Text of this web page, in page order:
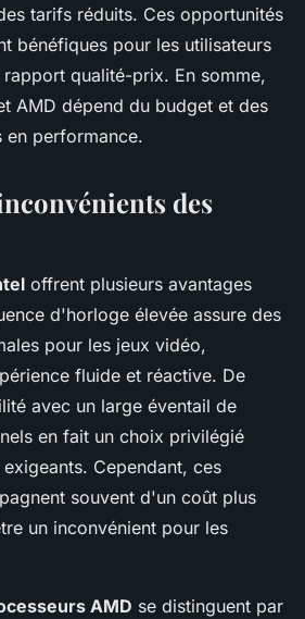
tarifs réduits. Ces opportunités
bénéfiques pour les utilisateurs
qualité-prix. En somme,
AMD dépend du budget et des
en performance.
des
offrent plusieurs avantages
d'horloge élevée assure des
pour les jeux vidéo,
fluide et réactive. De
avec un large éventail de
en fait un choix privilégié
Cependant, ces
souvent d'un coût plus
un inconvénient pour les
AMD se distinguent par